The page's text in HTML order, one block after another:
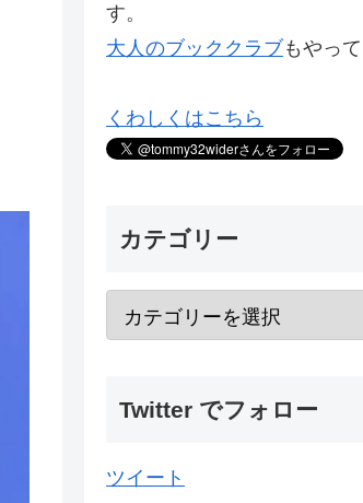
す。
大人のブッククラブもやって
くわしくはこちら
カテゴリー
Twitter でフォロー
ツイート